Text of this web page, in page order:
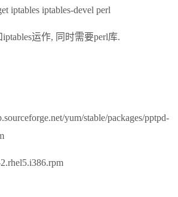
iptables iptables-devel perl
运作, 同时需要perl库.
yum/stable/packages/pptpd-